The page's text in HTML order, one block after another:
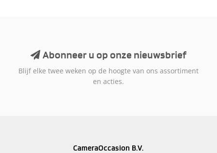
Abonneer u op onze nieuwsbrief
Blijf elke twee weken op de hoogte van ons assortiment
en acties.
CameraOccasion B.V.